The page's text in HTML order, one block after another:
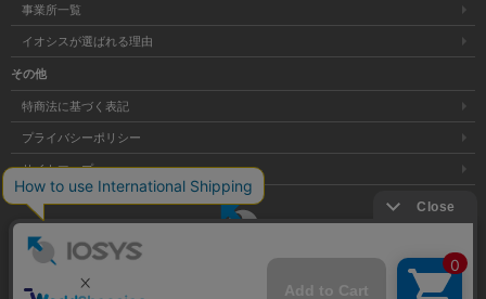
事業所一覧
イオシスが選ばれる理由
その他
特商法に基づく表記
プライバシーポリシー
サイトマップ
大阪府公安委員会発行 古物商許可証 第621121002176号